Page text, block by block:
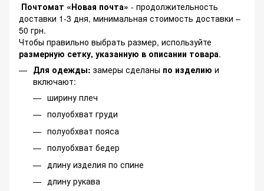
Почтомат «Новая почта» - продолжительность
доставки 1-3 дня, минимальная стоимость доставки –
50 грн.
Чтобы правильно выбрать размер, используйте
размерную сетку, указанную в описании товара.
Для одежды: замеры сделаны по изделию и
включают:
ширину плеч
полуобхват груди
полуобхват пояса
полуобхват бедер
длину изделия по спине
длину рукава